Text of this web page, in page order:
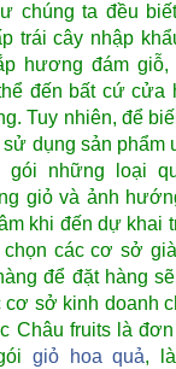
chúng ta đều
trái cây nhập
hương đám
đến bất cứ cửa
Tuy nhiên, để
dụng sản phẩm
gói những loại
giỏ và ảnh
khi đến dự khai
các cơ sở
để đặt hàng
cơ sở kinh doanh
Châu fruits là
giỏ hoa quả,